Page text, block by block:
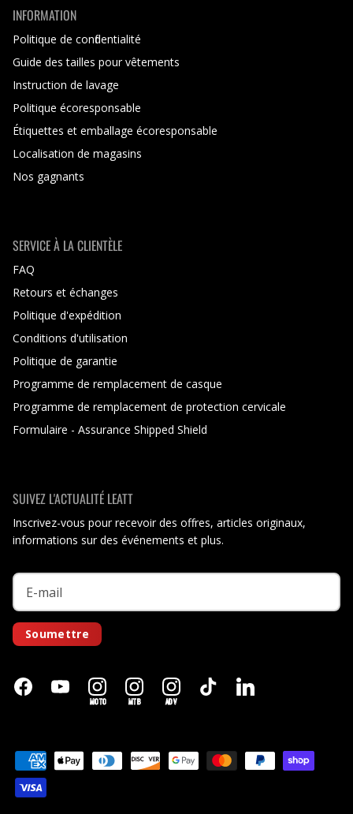
INFORMATION
Politique de confidentialité
Guide des tailles pour vêtements
Instruction de lavage
Politique écoresponsable
Étiquettes et emballage écoresponsable
Localisation de magasins
Nos gagnants
SERVICE À LA CLIENTÈLE
FAQ
Retours et échanges
Politique d'expédition
Conditions d'utilisation
Politique de garantie
Programme de remplacement de casque
Programme de remplacement de protection cervicale
Formulaire - Assurance Shipped Shield
SUIVEZ L'ACTUALITÉ LEATT
Inscrivez-vous pour recevoir des offres, articles originaux,
informations sur des événements et plus.
Soumettre
MOTO MTB ADV